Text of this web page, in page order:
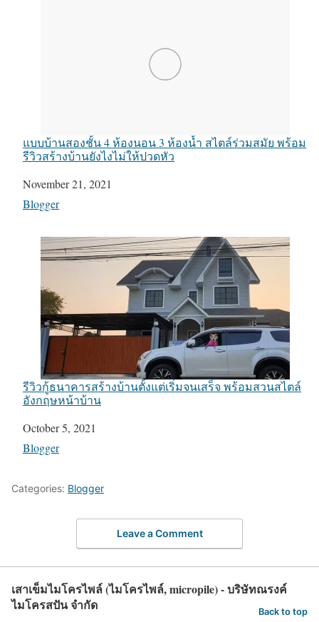
แบบบ้านสองชั้น 4 ห้องนอน 3 ห้องน้ำ สไตล์ร่วมสมัย พร้อม
รีวิวสร้างบ้านยังไงไม่ให้ปวดหัว
Date
November 21, 2021
In relation to
Blogger
รีวิวกู้ธนาคารสร้างบ้านตั้งแต่เริ่มจนเสร็จ พร้อมสวนสไตล์
อังกฤษหน้าบ้าน
Date
October 5, 2021
In relation to
Blogger
Categories: Blogger
Leave a Comment
เสาเข็มไมโครไพล์ (ไมโครไพล์, micropile) - บริษัทณรงค์
ไมโครสปัน จำกัด
Back to top